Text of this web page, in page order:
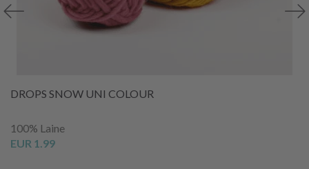
DROPS SNOW UNI COLOUR
100% Laine
EUR 1.99